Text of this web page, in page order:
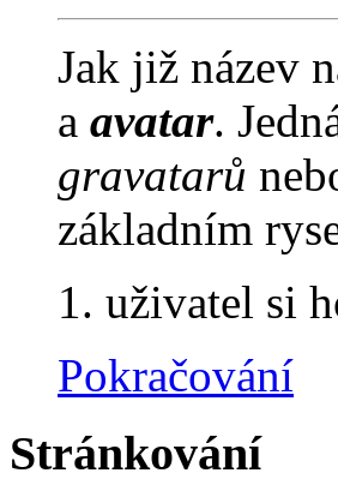
Jak již název
a avatar.
gravatarů
základním
uživatel si
Pokračování
Stránkování